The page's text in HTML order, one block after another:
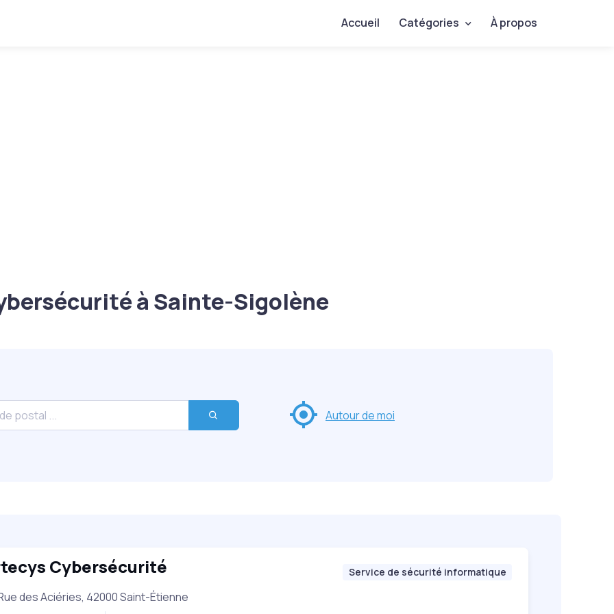
Accueil Catégories À propos
à Sainte-Sigolène
Autour de moi
Cybersécurité Service de sécurité informatique
des Aciéries, 42000 Saint-Étienne